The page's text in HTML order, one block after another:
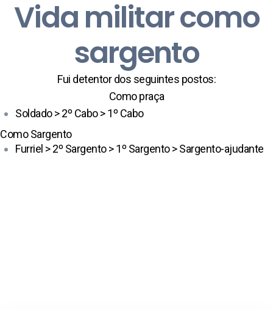
Vida militar como
sargento
Fui detentor dos seguintes postos:
Como praça
Soldado > 2º Cabo > 1º Cabo
Como Sargento
Furriel > 2º Sargento > 1º Sargento > Sargento-ajudante